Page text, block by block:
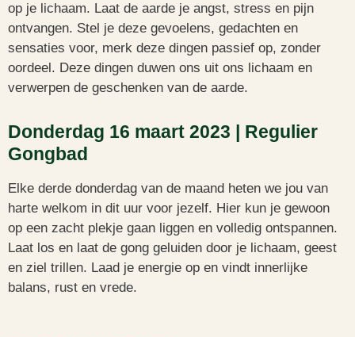
op je lichaam. Laat de aarde je angst, stress en pijn
ontvangen. Stel je deze gevoelens, gedachten en
sensaties voor, merk deze dingen passief op, zonder
oordeel. Deze dingen duwen ons uit ons lichaam en
verwerpen de geschenken van de aarde.
Donderdag 16 maart 2023 | Regulier
Gongbad
Elke derde donderdag van de maand heten we jou van
harte welkom in dit uur voor jezelf. Hier kun je gewoon
op een zacht plekje gaan liggen en volledig ontspannen.
Laat los en laat de gong geluiden door je lichaam, geest
en ziel trillen. Laad je energie op en vindt innerlijke
balans, rust en vrede.